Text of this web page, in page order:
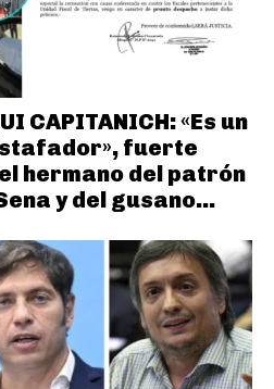
CAPITANICH: «Es un
fuerte
hermano del patrón
y del gusano...